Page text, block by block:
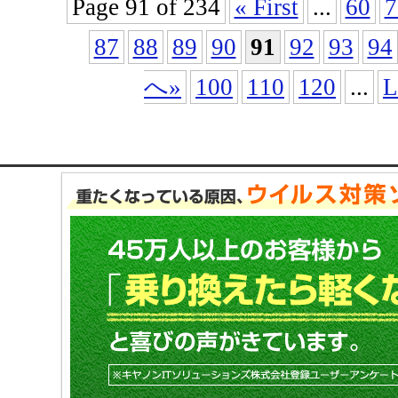
Page 91 of 234 « First ... 60
87 88 89 90 91 92 93 94
へ»
100 110 120 ...